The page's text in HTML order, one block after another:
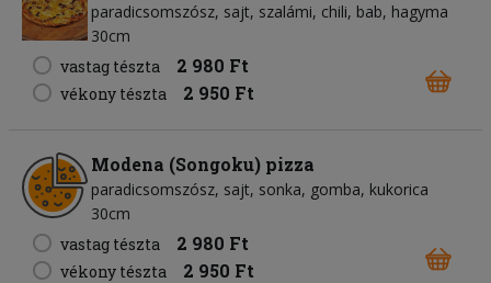
paradicsomszósz sajt szalámi chili bab hagyma
30cm
vastag tészta
2 980 Ft
vékony tészta 2 950 Ft
Modena (Songoku) pizza
paradicsomszósz sajt sonka gomba kukorica
30cm
vastag tészta
2 980 Ft
vékony tészta 2 950 Ft